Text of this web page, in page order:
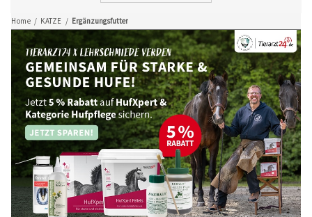
Home / KATZE / Ergänzungsfutter